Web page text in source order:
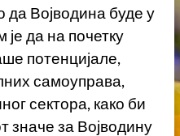
да Војводина буде у
да на почетку
потенцијале,
самоуправа,
сектора, како би
значе за Војводину